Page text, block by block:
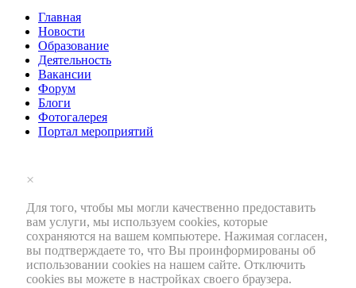
Главная
Новости
Образование
Деятельность
Вакансии
Форум
Блоги
Фотогалерея
Портал мероприятий
×
Для того, чтобы мы могли качественно предоставить
вам услуги, мы используем cookies, которые
сохраняются на вашем компьютере. Нажимая согласен,
вы подтверждаете то, что Вы проинформированы об
использовании cookies на нашем сайте. Отключить
cookies вы можете в настройках своего браузера.